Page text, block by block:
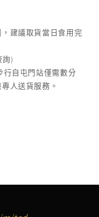
建議取貨當日食用完
詢)
行自屯門站僅需數分
人送貨服務。